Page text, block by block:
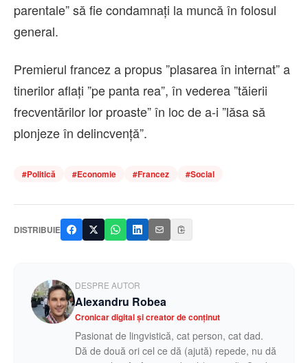
parentale” să fie condamnaţi la muncă în folosul
general.
Premierul francez a propus ”plasarea în internat” a
tinerilor aflaţi ”pe panta rea”, în vederea ”tăierii
frecventărilor lor proaste” în loc de a-i ”lăsa să
plonjeze în delincvenţă”.
#Politică #Economie #Francez #Social
DISTRIBUIE
DESPRE AUTOR
Alexandru Robea
Cronicar digital și creator de conținut
Pasionat de lingvistică, cat person, cat dad.
Dă de două ori cel ce dă (ajută) repede, nu dă